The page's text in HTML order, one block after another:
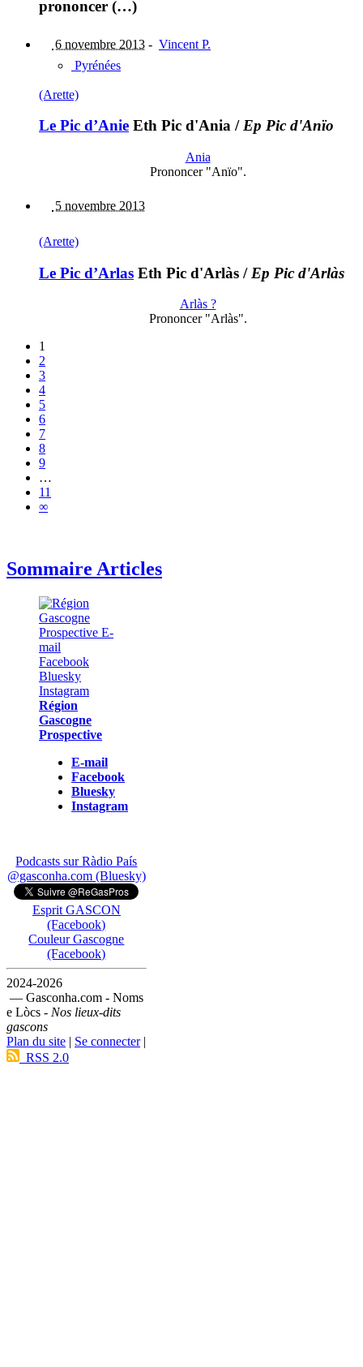
prononcer (…)
6 novembre 2013 - Vincent P.
Pyrénées
(Arette)
Le Pic d’Anie Eth Pic d'Ania /Ep Pic d'Anïo
Ania
Prononcer "Anïo".
5 novembre 2013
(Arette)
Le Pic d’Arlas Eth Pic d'Arlàs / Ep Pic d'Arlàs
Arlàs ?
Prononcer "Arlàs".
1
2
3
4
5
6
7
8
9
…
11
∞
Sommaire Articles
Région
Gascogne
Prospective
E-mail
Facebook
Bluesky
Instagram
Podcasts sur Ràdio País
@gasconha.com (Bluesky)
Esprit GASCON
(Facebook)
Couleur Gascogne
(Facebook)
2024-2026
— Gasconha.com - Noms
e Lòcs - Nos lieux-dits
gascons
Plan du site | Se connecter|
RSS 2.0